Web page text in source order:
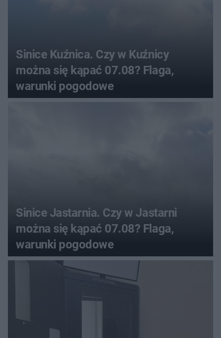
Sinice Kuźnica. Czy w Kuźnicy
można się kąpać 07.08? Flaga,
warunki pogodowe
Sinice Jastarnia. Czy w Jastarni
można się kąpać 07.08? Flaga,
warunki pogodowe